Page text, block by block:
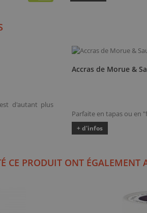
d'autant plus
Accras de Morue &
Parfaite en tapas ou en
+ d'infos
CE PRODUIT ONT ÉGALEMENT